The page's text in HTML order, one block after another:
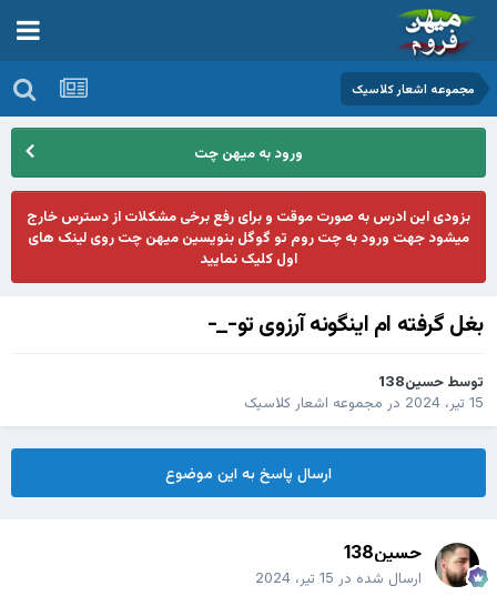
مجموعه اشعار کلاسیک
ورود به میهن چت
بزودی این ادرس به صورت موقت و برای رفع برخی مشکلات از دسترس خارج
میشود جهت ورود به چت روم تو گوگل بنویسین میهن چت روی لینک های
اول کلیک نمایید
بغل گرفته ام اینگونه آرزوی تو-_-
توسط حسین138
15 تیر، 2024
در مجموعه اشعار کلاسیک
ارسال پاسخ به این موضوع
حسین138
ارسال شده در 15 تیر، 2024